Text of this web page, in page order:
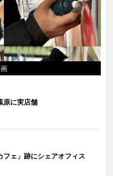
原に実店舗
フェ」跡にシェアオフィス